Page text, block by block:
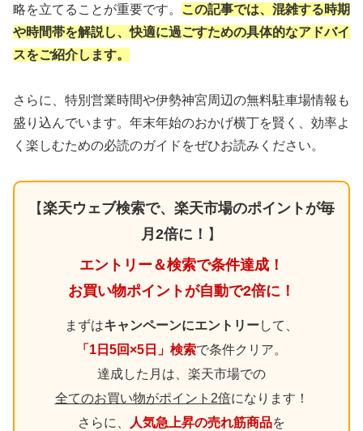
略を立てることが重要です。
この記事では、混雑する時期
や時間帯を解説し、快適に過ごすための具体的なアドバイ
スをご紹介します。
さらに、特別営業時間や伊勢神宮周辺の無料駐車場情報も
盛り込んでいます。年末年始のおかげ横丁を賢く、効率よ
く楽しむための必読のガイドをぜひお読みください。
【楽天ウェブ検索で、楽天市場のポイントが毎
月2倍に！ 】
エントリー＆検索で条件達成！
お買い物ポイントが自動で2倍に！
まずはキャンペーンにエントリーして、
「1日5回×5日」検索で条件クリア。
達成した月は、楽天市場での
全てのお買い物がポイント2倍になります！
さらに、
人気急上昇の売れ筋商品を